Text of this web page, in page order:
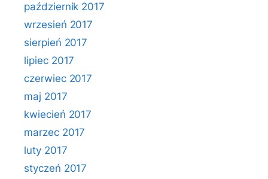
październik 2017
wrzesień 2017
sierpień 2017
lipiec 2017
czerwiec 2017
maj 2017
kwiecień 2017
marzec 2017
luty 2017
styczeń 2017